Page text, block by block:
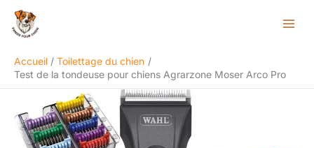
Aller
Accueil
Toilettage du chien
Test de la tondeuse pour chiens Agrarzone Moser Arco Pro
Rechercher